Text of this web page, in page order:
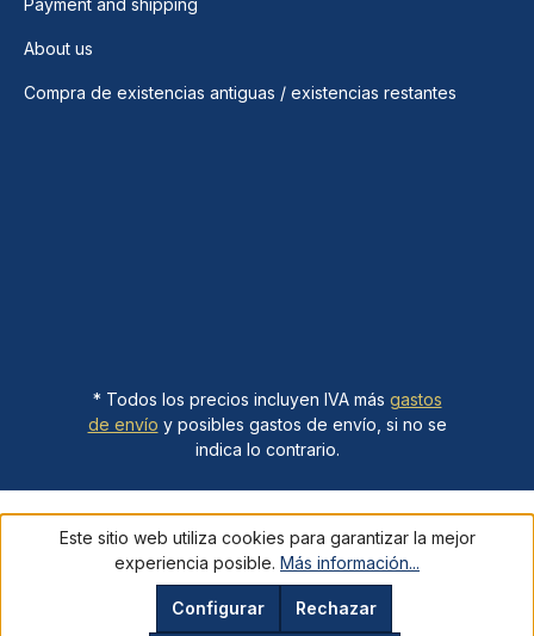
Payment and shipping
About us
Compra de existencias antiguas / existencias restantes
* Todos los precios incluyen IVA más gastos
de envío y posibles gastos de envío, si no se
indica lo contrario.
Este sitio web utiliza cookies para garantizar la mejor
experiencia posible. Más información...
Rechazar
Configurar